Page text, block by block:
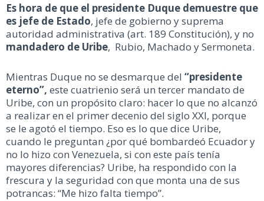
Es hora de que el presidente Duque demuestre que
es jefe de Estado, jefe de gobierno y suprema
autoridad administrativa (art. 189 Constitución), y no
mandadero de Uribe, Rubio, Machado y Sermoneta.
Mientras Duque no se desmarque del “presidente
eterno”, este cuatrienio será un tercer mandato de
Uribe, con un propósito claro: hacer lo que no alcanzó
a realizar en el primer decenio del siglo XXI, porque
se le agotó el tiempo. Eso es lo que dice Uribe,
cuando le preguntan ¿por qué bombardeó Ecuador y
no lo hizo con Venezuela, si con este país tenía
mayores diferencias? Uribe, ha respondido con la
frescura y la seguridad con que monta una de sus
potrancas: “Me hizo falta tiempo”.